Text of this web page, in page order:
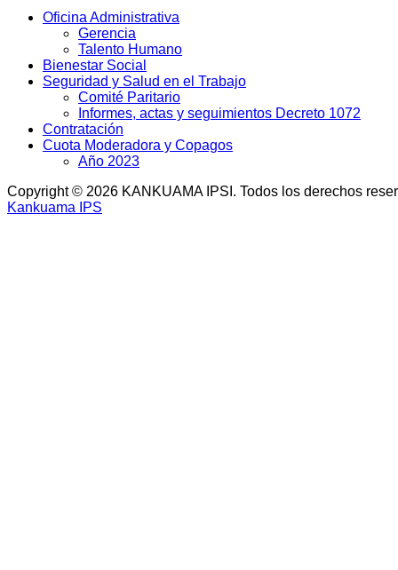
Oficina Administrativa
Gerencia
Talento Humano
Bienestar Social
Seguridad y Salud en el Trabajo
Comité Paritario
Informes, actas y seguimientos Decreto 1072
Contratación
Cuota Moderadora y Copagos
Año 2023
Copyright © 2026 KANKUAMA IPSI. Todos los derechos
Kankuama IPS